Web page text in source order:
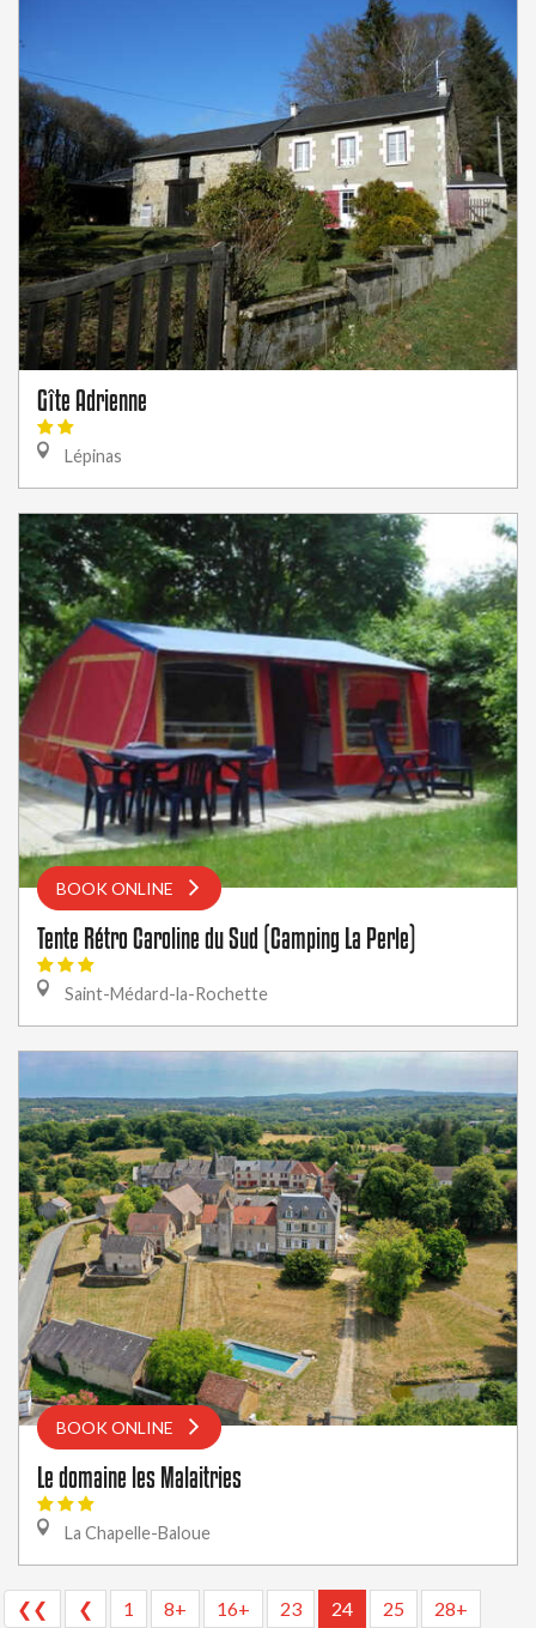
Gîte Adrienne
Lépinas
BOOK ONLINE
Tente Rétro Caroline du Sud (Camping La Perle)
Saint-Médard-la-Rochette
BOOK ONLINE
Le domaine les Malaitries
La Chapelle-Baloue
❮❮ ❮ 1 8+ 16+ 23 24 25
28+